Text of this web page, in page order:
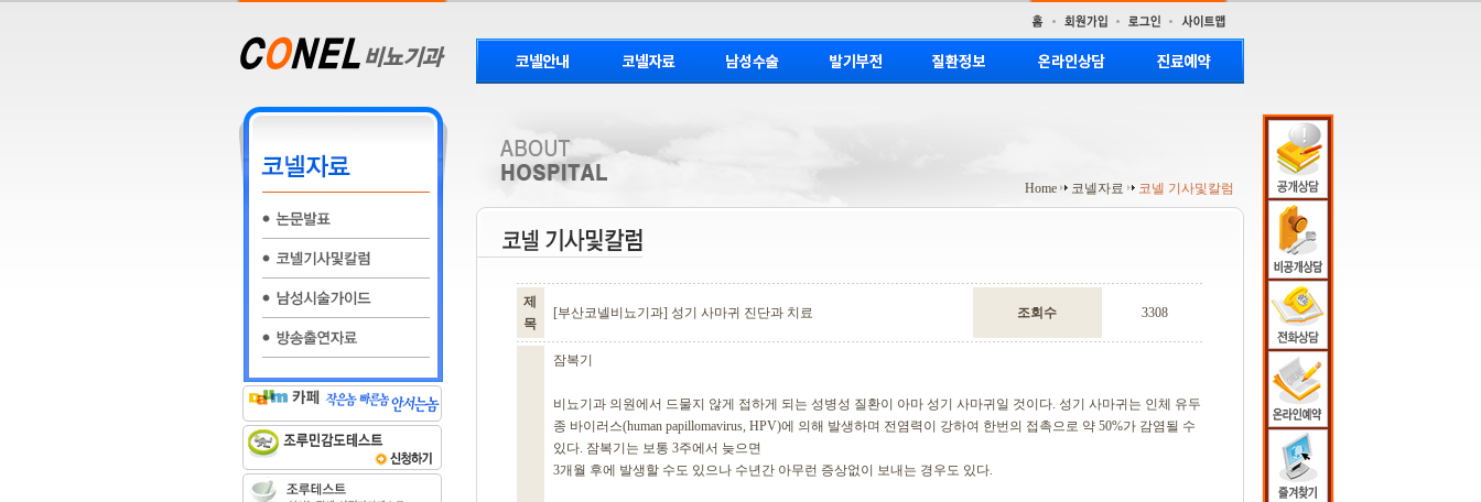
Home 코넬자료 코넬 기사및칼럼
제
목
[부산코넬비뇨기과] 성기 사마귀 진단과 치료 조회수 3308
잠복기
비뇨기과 의원에서 드물지 않게 접하게 되는 성병성 질환이 아마 성기 사마귀일 것이다. 성기 사마귀는 인체 유두
종 바이러스(human papillomavirus, HPV)에 의해 발생하며 전염력이 강하여 한번의 접촉으로 약 50%가 감염될 수
있다. 잠복기는 보통 3주에서 늦으면
3개월 후에 발생할 수도 있으나 수년간 아무런 증상없이 보내는 경우도 있다.